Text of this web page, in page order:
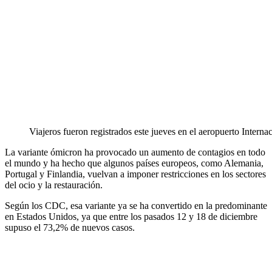
Viajeros fueron registrados este jueves en el aeropuerto
La variante ómicron ha provocado un aumento de contagios en todo
el mundo y ha hecho que algunos países europeos, como Alemania,
Portugal y Finlandia, vuelvan a imponer restricciones en los sectores
del ocio y la restauración.
Según los CDC, esa variante ya se ha convertido en la predominante
en Estados Unidos, ya que entre los pasados 12 y 18 de diciembre
supuso el 73,2% de nuevos casos.